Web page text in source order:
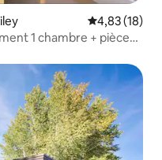
Évaluation
4,83 (18)
1 chambre + pièce
appréciés